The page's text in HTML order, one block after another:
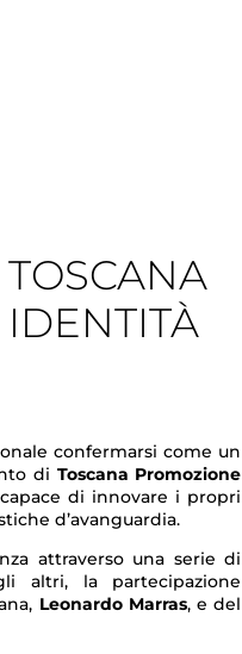
confermarsi come un
di Toscana Promozione
di innovare i propri
d’avanguardia.
attraverso una serie di
altri, la partecipazione
Leonardo Marras, e del